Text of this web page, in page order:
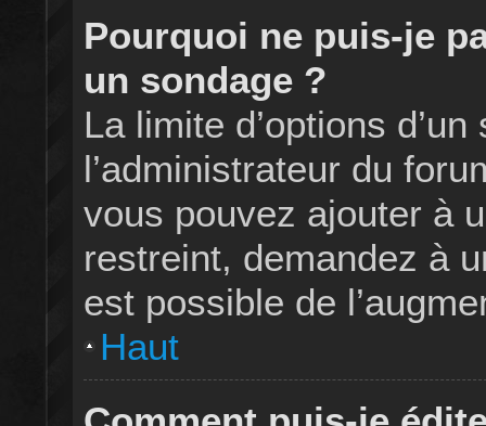
Pourquoi ne puis-je
un sondage ?
La limite d’options
l’administrateur du
vous pouvez ajouter à
restreint, demandez à
est possible de
Haut